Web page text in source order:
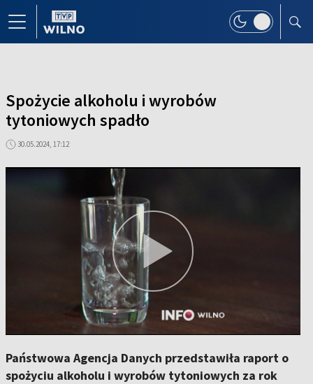
Spożycie alkoholu i wyrobów
tytoniowych spadło
30.05.2024, 17:12
Państwowa Agencja Danych przedstawiła raport o
spożyciu alkoholu i wyrobów tytoniowych za rok